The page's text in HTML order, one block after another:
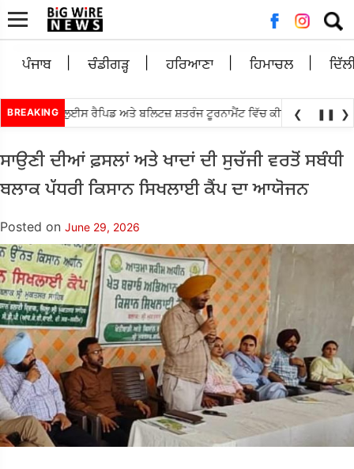
for:
ਪੰਜਾਬ ਚੰਡੀਗੜ੍ਹ ਹਰਿਆਣਾ ਹਿਮਾਚਲ
BREAKINGਸੇਂਟ ਲੁਈਸ ਰੈਪਿਡ ਅਤੇ ਬਲਿਟਜ਼ ਸ਼ਤਰੰਜ ਟੂਰਨਾਮੈਂਟ ਵਿੱਚ ਕੀਤਾ ਟਾਪ❮ ❚❚ ❯
ਸਾਉਣੀ ਦੀਆਂ ਫ਼ਸਲਾਂ ਅਤੇ ਖਾਦਾਂ ਦੀ ਸੁਚੱਜੀ ਵਰਤੋਂ ਸਬੰਧੀ
ਬਲਾਕ ਪੱਧਰੀ ਕਿਸਾਨ ਸਿਖਲਾਈ ਕੈਂਪ ਦਾ ਆਯੋਜਨ
Posted on June 29, 2026